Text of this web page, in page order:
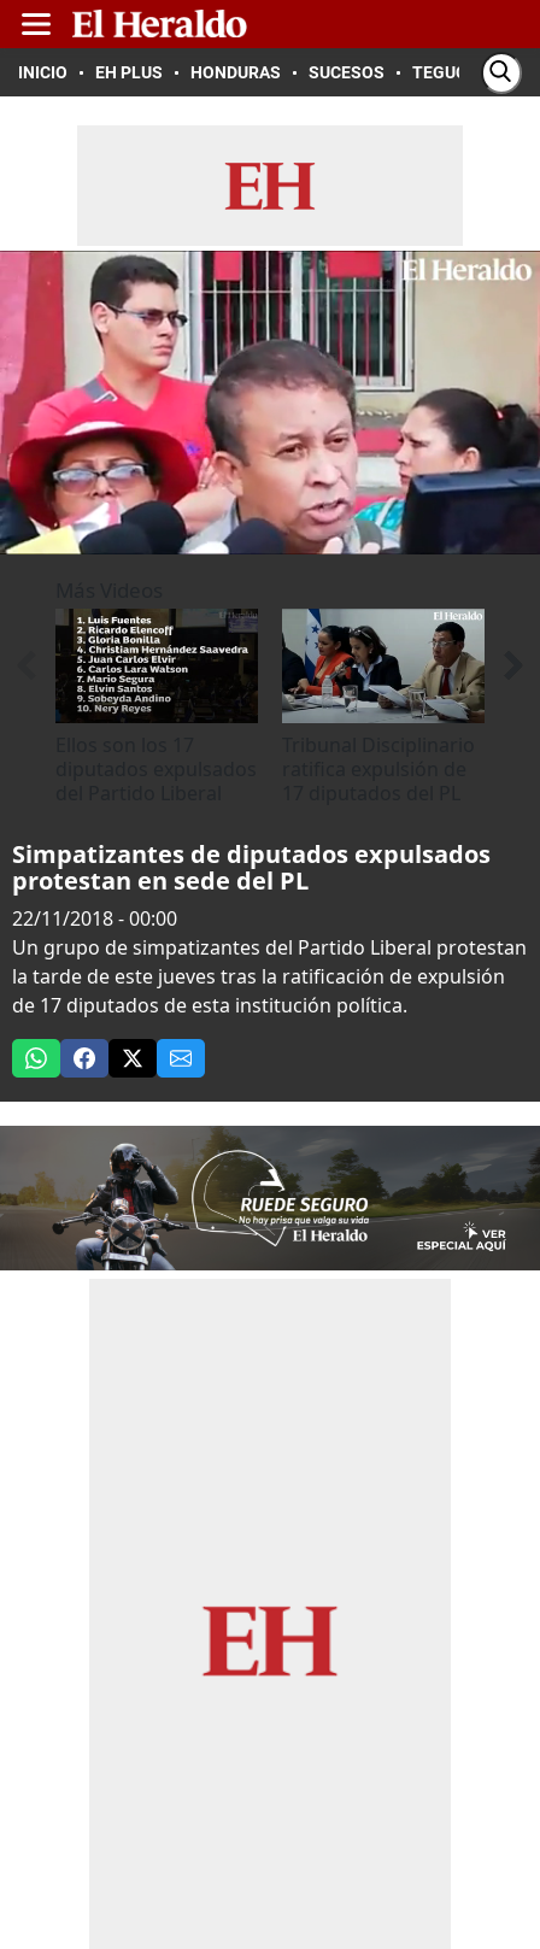
INICIO EH PLUS HONDURAS SUCESOS TEGUCIGALPA
seconds
Simpatizantes de diputados expulsados
protestan en sede del PL
22/11/2018 - 00:00
Un grupo de simpatizantes del Partido Liberal protestan
la tarde de este jueves tras la ratificación de expulsión
de 17 diputados de esta institución política.